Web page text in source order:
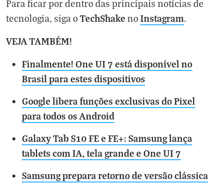
Para ficar por dentro das principais notícias de
tecnologia, siga oTechShake noInstagram.
VEJA TAMBÉM!
Finalmente! One UI 7 está disponível no
Brasil para estes dispositivos
Google libera funções exclusivas do Pixel
para todos os Android
Galaxy Tab S10 FE e FE+: Samsung lança
tablets com IA, tela grande e One UI 7
Samsung prepara retorno de versão clássica